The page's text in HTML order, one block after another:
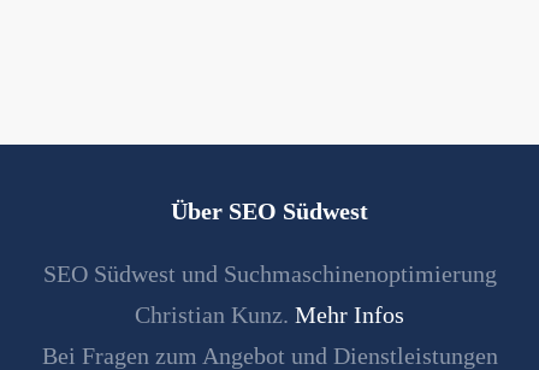
Über SEO Südwest
SEO Südwest und Suchmaschinenoptimierung
Christian Kunz. Mehr Infos
Bei Fragen zum Angebot und Dienstleistungen